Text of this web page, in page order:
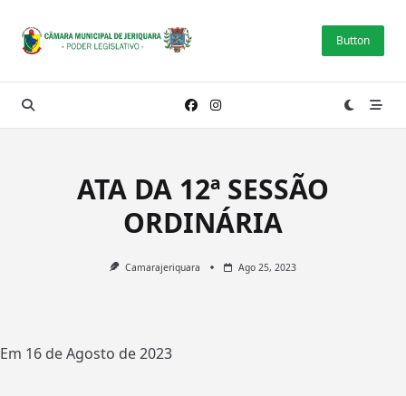
content
Button
ATA DA 12ª SESSÃO
ORDINÁRIA
Camarajeriquara Ago 25, 2023
Em 16 de Agosto de 2023